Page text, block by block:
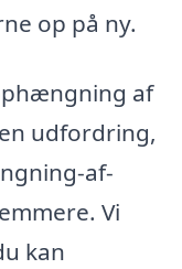
op på ny.
af
udfordring,
af-
Vi
kan